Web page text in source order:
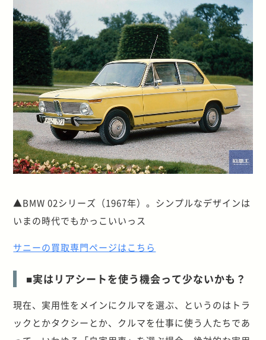
▲BMW 02シリーズ（1967年）。シンプルなデザインは
いまの時代でもかっこいいっス
サニーの買取専門ページはこちら
■実はリアシートを使う機会って少ないかも？
現在、実用性をメインにクルマを選ぶ、というのはトラ
ックとかタクシーとか、クルマを仕事に使う人たちであ